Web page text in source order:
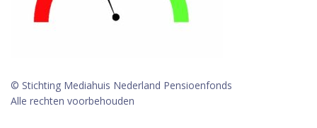
© Stichting Mediahuis Nederland Pensioenfonds
Alle rechten voorbehouden